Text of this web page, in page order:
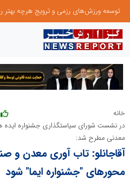
خانه
در نشست شورای سیاستگذاری جشنواره ایده
معدنی مطرح شد:
آقاجانلو: تاب آوری معدن و
محورهای "جشنواره ایما" شود